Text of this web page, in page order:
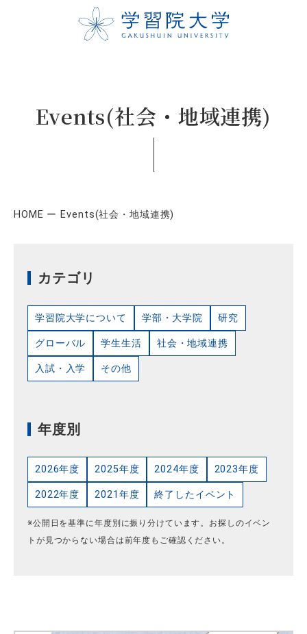
Events(社会・地域連携)
HOME Events(社会・地域連携)
カテゴリ
学習院大学について 学部・大学院 研究
グローバル 学生生活 社会・地域連携
入試・入学 その他
年度別
2026年度 2025年度 2024年度 2023年度
2022年度 2021年度 終了したイベント
※公開日を基準に年度別に振り分けています。お探しのイベン
トが見つからない場合は前年度もご確認ください。